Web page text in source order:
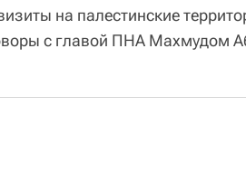
на палестинские
с главой ПНА Махмудом